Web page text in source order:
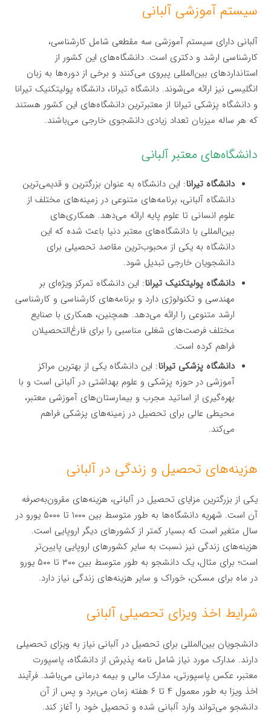
سیستم آموزشی آلبانی
آلبانی دارای سیستم آموزشی سه مقطعی شامل کارشناسی،
کارشناسی ارشد و دکتری است. دانشگاه‌های این کشور از
استانداردهای بین‌المللی پیروی می‌کنند و برخی از دوره‌ها به زبان
انگلیسی نیز ارائه می‌شوند. دانشگاه تیرانا، دانشگاه پولیتکنیک تیرانا
و دانشگاه پزشکی تیرانا از معتبرترین دانشگاه‌های این کشور هستند
که هر ساله میزبان تعداد زیادی دانشجوی خارجی می‌باشند.
دانشگاه‌های معتبر آلبانی
دانشگاه تیرانا: این دانشگاه به عنوان بزرگترین و قدیمی‌ترین
دانشگاه آلبانی، برنامه‌های متنوعی در زمینه‌های مختلف از
علوم انسانی تا علوم پایه ارائه می‌دهد. همکاری‌های
بین‌المللی با دانشگاه‌های معتبر دنیا باعث شده که این
دانشگاه به یکی از محبوب‌ترین مقاصد تحصیلی برای
دانشجویان خارجی تبدیل شود.
دانشگاه پولیتکنیک تیرانا: این دانشگاه تمرکز ویژه‌ای بر
مهندسی و تکنولوژی دارد و برنامه‌های کارشناسی و کارشناسی
ارشد متنوعی را ارائه می‌دهد. همچنین، همکاری با صنایع
مختلف فرصت‌های شغلی مناسبی را برای فارغ‌التحصیلان
فراهم کرده است.
دانشگاه پزشکی تیرانا: این دانشگاه یکی از بهترین مراکز
آموزشی در حوزه پزشکی و علوم بهداشتی در آلبانی است و با
بهره‌گیری از اساتید مجرب و بیمارستان‌های آموزشی معتبر،
محیطی عالی برای تحصیل در زمینه‌های پزشکی فراهم
می‌کند.
هزینه‌های تحصیل و زندگی در آلبانی
یکی از بزرگترین مزایای تحصیل در آلبانی، هزینه‌های مقرون‌به‌صرفه
آن است. شهریه دانشگاه‌ها به طور متوسط بین ۱۰۰۰ تا ۵۰۰۰ یورو در
سال متغیر است که بسیار کمتر از کشورهای دیگر اروپایی است.
هزینه‌های زندگی نیز نسبت به سایر کشورهای اروپایی پایین‌تر
است؛ برای مثال، یک دانشجو به طور متوسط بین ۳۰۰ تا ۵۰۰ یورو
در ماه برای مسکن، خوراک و سایر هزینه‌های زندگی نیاز دارد.
شرایط اخذ ویزای تحصیلی آلبانی
دانشجویان بین‌المللی برای تحصیل در آلبانی نیاز به ویزای تحصیلی
دارند. مدارک مورد نیاز شامل نامه پذیرش از دانشگاه، پاسپورت
معتبر، عکس پاسپورتی، مدارک مالی و بیمه درمانی می‌باشد. فرآیند
اخذ ویزا به طور معمول ۴ تا ۶ هفته زمان می‌برد و پس از آن
دانشجو می‌تواند وارد آلبانی شده و تحصیل خود را آغاز کند.